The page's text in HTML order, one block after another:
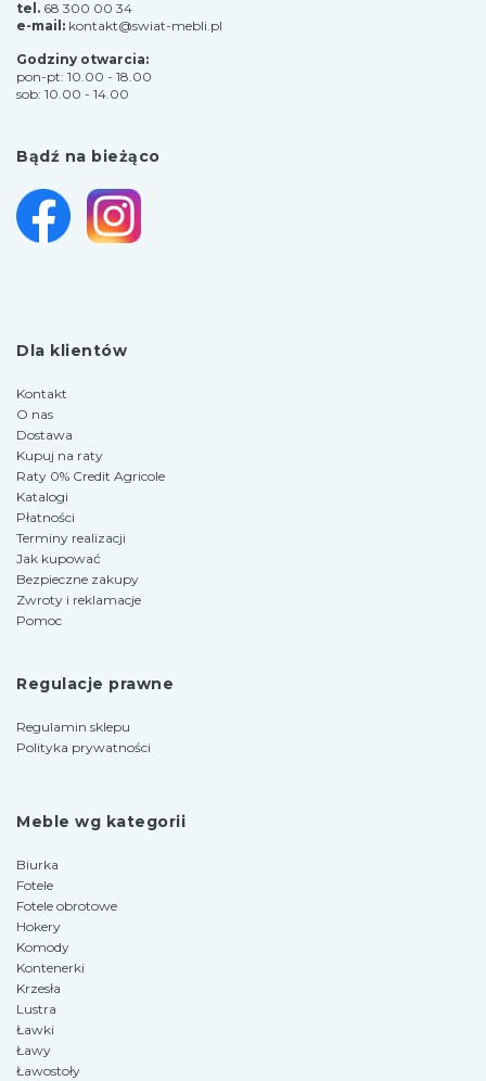
tel. 68 300 00 34
e-mail: kontakt@swiat-mebli.pl
Godziny otwarcia:
pon-pt: 10.00 - 18.00
sob: 10.00 - 14.00
Bądź na bieżąco
Dla klientów
Kontakt
O nas
Dostawa
Kupuj na raty
Raty 0% Credit Agricole
Katalogi
Płatności
Terminy realizacji
Jak kupować
Bezpieczne zakupy
Zwroty i reklamacje
Pomoc
Regulacje prawne
Regulamin sklepu
Polityka prywatności
Meble wg kategorii
Biurka
Fotele
Fotele obrotowe
Hokery
Komody
Kontenerki
Krzesła
Lustra
Ławki
Ławy
Ławostoły